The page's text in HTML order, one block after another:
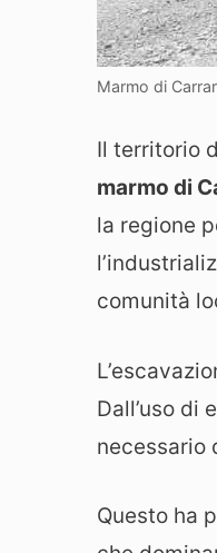
Marmo di
Il territorio
marmo di
la regione
comunità
Dall’uso di
necessario
Questo ha